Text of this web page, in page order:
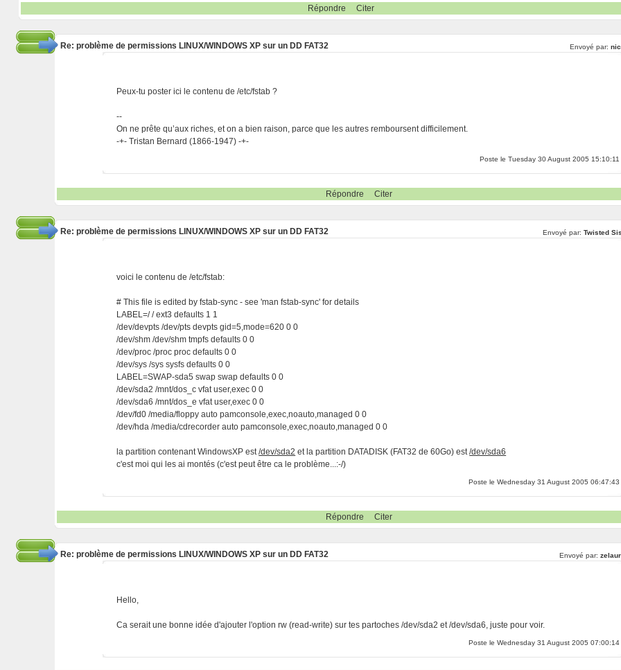
Répondre Citer
Re: problème de permissions LINUX/WINDOWS XP sur un DD FAT32 Envoyé par:
Peux-tu poster ici le contenu de /etc/fstab ?
--
On ne prête qu’aux riches, et on a bien raison, parce que les autres remboursent difficilement.
-+- Tristan Bernard (1866-1947) -+-
Poste le Tuesday 30 August 2005 15:10:11
Répondre Citer
Re: problème de permissions LINUX/WINDOWS XP sur un DD FAT32 Envoyé par: Twisted
voici le contenu de /etc/fstab:
# This file is edited by fstab-sync - see 'man fstab-sync' for details
LABEL=/ / ext3 defaults 1 1
/dev/devpts /dev/pts devpts gid=5,mode=620 0 0
/dev/shm /dev/shm tmpfs defaults 0 0
/dev/proc /proc proc defaults 0 0
/dev/sys /sys sysfs defaults 0 0
LABEL=SWAP-sda5 swap swap defaults 0 0
/dev/sda2 /mnt/dos_c vfat user,exec 0 0
/dev/sda6 /mnt/dos_e vfat user,exec 0 0
/dev/fd0 /media/floppy auto pamconsole,exec,noauto,managed 0 0
/dev/hda /media/cdrecorder auto pamconsole,exec,noauto,managed 0 0
la partition contenant WindowsXP est/dev/sda2 et la partition DATADISK (FAT32 de 60Go) est/dev/sda6
c'est moi qui les ai montés (c'est peut être ca le problème...:-/)
Poste le Wednesday 31 August 2005 06:47:43
Répondre Citer
Re: problème de permissions LINUX/WINDOWS XP sur un DD FAT32 Envoyé par:
Hello,
Ca serait une bonne idée d'ajouter l'option rw (read-write) sur tes partoches /dev/sda2 et /dev/sda6, juste pour voir.
Poste le Wednesday 31 August 2005 07:00:14